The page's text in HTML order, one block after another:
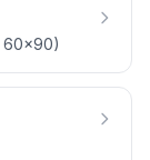
60×90)